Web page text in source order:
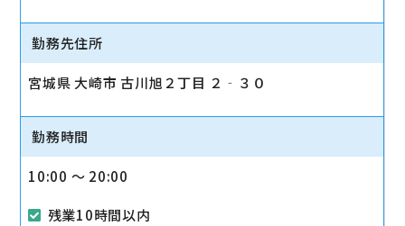
勤務先住所
宮城県 大崎市 古川旭２丁目 ２‐３０
勤務時間
10:00 〜 20:00
残業10時間以内